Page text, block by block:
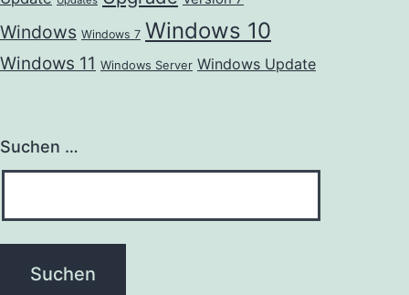
Windows Windows 7 Windows 10
Windows 11 Windows Server Windows Update
Suchen …